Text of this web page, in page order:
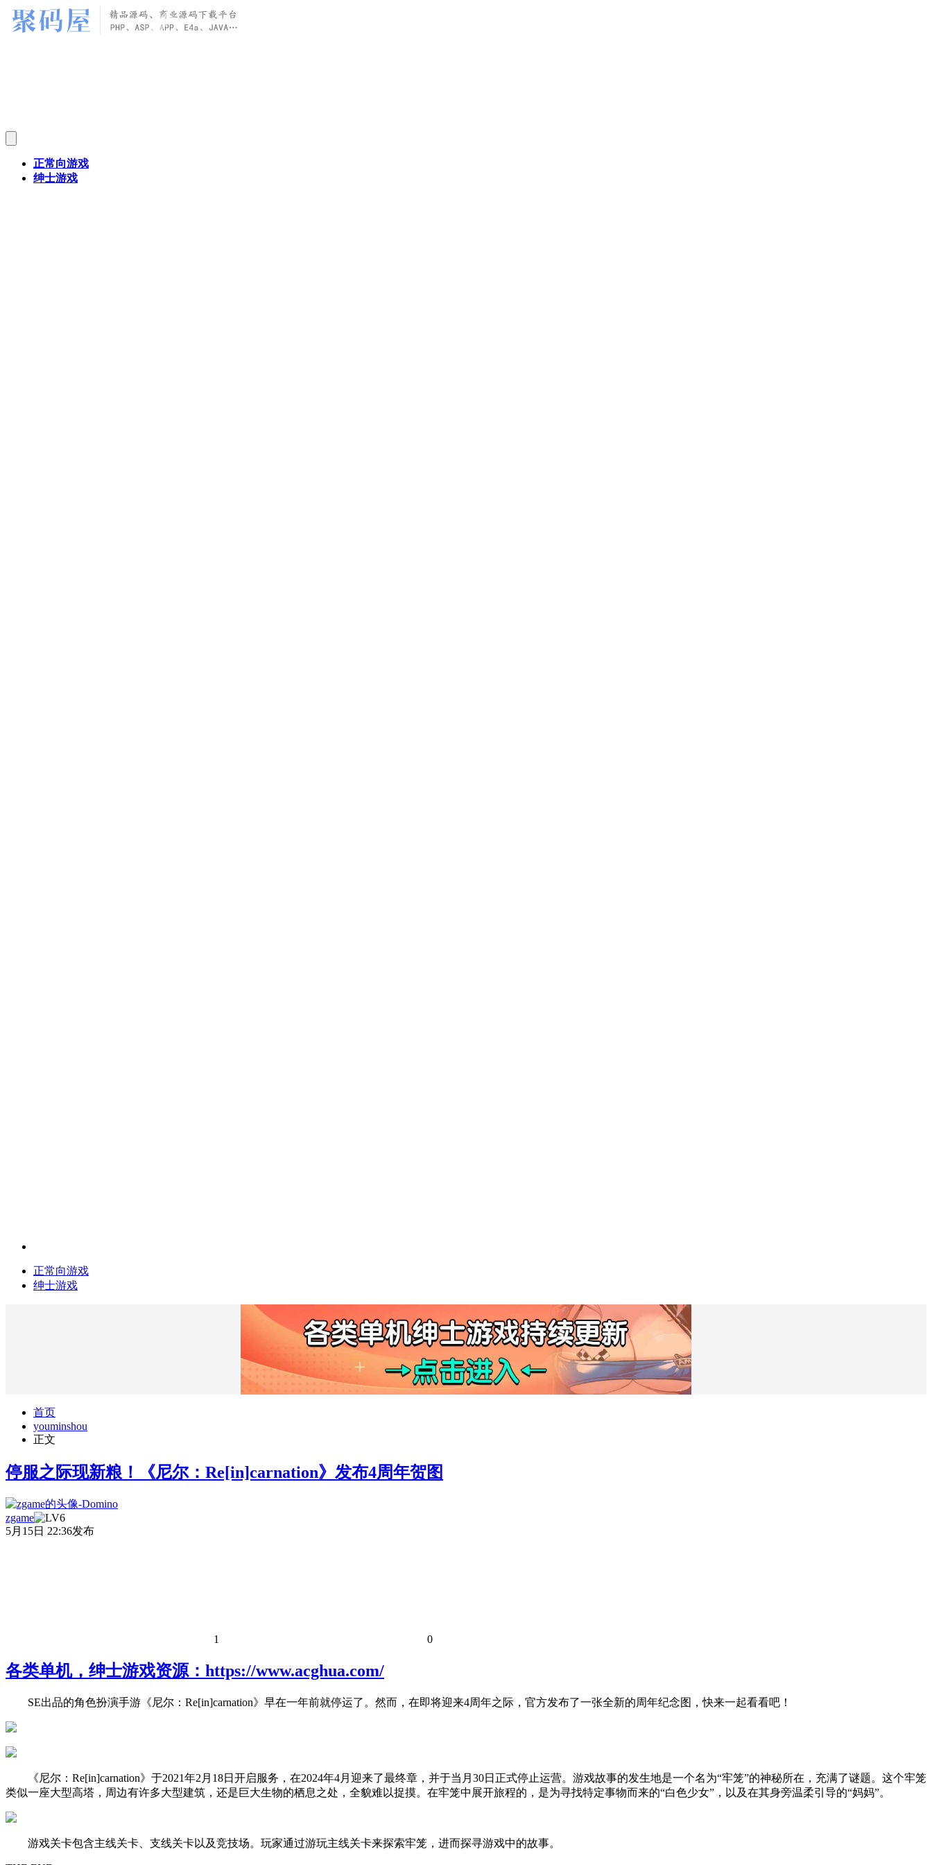
正常向游戏
绅士游戏
正常向游戏
绅士游戏
首页
youminshou
正文
停服之际现新粮！《尼尔：Re[in]carnation》发布4周年贺图
zgame
5月15日 22:36发布
1 0
各类单机，绅士游戏资源：https://www.acghua.com/
SE出品的角色扮演手游《尼尔：Re[in]carnation》早在一年前就停运了。然而，在即将迎来4周年之际，官方发布了一张全新的周年纪念图，快来一起看看吧！
《尼尔：Re[in]carnation》于2021年2月18日开启服务，在2024年4月迎来了最终章，并于当月30日正式停止运营。游戏故事的发生地是一个名为“牢笼”的神秘所在，充满了谜题。这个牢笼
类似一座大型高塔，周边有许多大型建筑，还是巨大生物的栖息之处，全貌难以捉摸。在牢笼中展开旅程的，是为寻找特定事物而来的“白色少女”，以及在其身旁温柔引导的“妈妈”。
游戏关卡包含主线关卡、支线关卡以及竞技场。玩家通过游玩主线关卡来探索牢笼，进而探寻游戏中的故事。